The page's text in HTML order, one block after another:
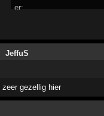
JeffuS
zeer gezellig hier